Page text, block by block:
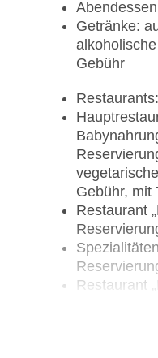
Getränke:
Gebühr
Gebühr, mit
Restaurant
Restaurant
und